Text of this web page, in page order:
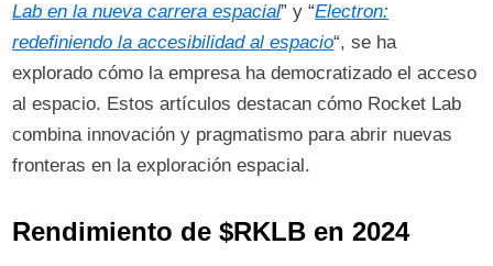
Lab en la nueva carrera espacial” y “Electron:
redefiniendo la accesibilidad al espacio“, se ha
explorado cómo la empresa ha democratizado el acceso
al espacio. Estos artículos destacan cómo Rocket Lab
combina innovación y pragmatismo para abrir nuevas
fronteras en la exploración espacial.
Rendimiento de $RKLB en 2024